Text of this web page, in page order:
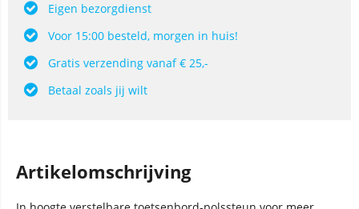
Eigen bezorgdienst
Voor 15:00 besteld, morgen in huis!
Gratis verzending vanaf € 25,-
Betaal zoals jij wilt
Artikelomschrijving